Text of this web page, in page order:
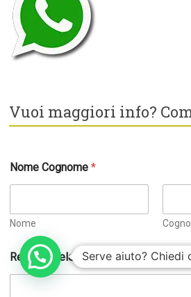
Vuoi maggiori info?
Nome Cognome*
Nome
o
m
Recapito telefonico*
Serve aiuto? Chiedi